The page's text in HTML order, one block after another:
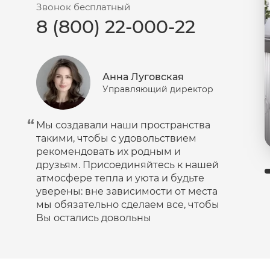
Звонок бесплатный
8 (800) 22-000-22
Анна Луговская
Управляющий директор
Мы создавали наши пространства
такими, чтобы с удовольствием
рекомендовать их родным и
друзьям. Присоединяйтесь к нашей
атмосфере тепла и уюта и будьте
уверены: вне зависимости от места
мы обязательно сделаем все, чтобы
Вы остались довольны